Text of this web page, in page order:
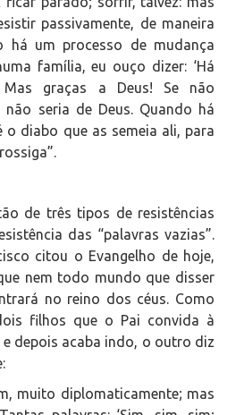
passivamente, de maneira
há um processo de mudança
família, eu ouço dizer: ‘Há
Mas graças a Deus! Se não
seria de Deus. Quando há
o diabo que as semeia ali, para
de três tipos de resistências
das “palavras vazias”.
citou o Evangelho de hoje,
nem todo mundo que disser
no reino dos céus. Como
filhos que o Pai convida à
e depois acaba indo, o outro diz
muito diplomaticamente; mas